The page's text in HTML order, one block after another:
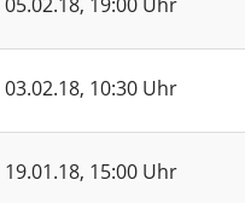
03.02.18, 10:30 Uhr
19.01.18, 15:00 Uhr